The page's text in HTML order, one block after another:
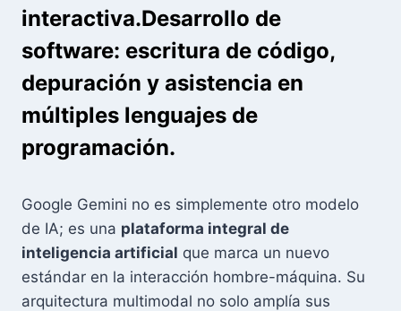
interactiva.Desarrollo de
software: escritura de código,
depuración y asistencia en
múltiples lenguajes de
programación.
Google Gemini no es simplemente otro modelo
de IA; es una plataforma integral de
inteligencia artificial que marca un nuevo
estándar en la interacción hombre-máquina. Su
arquitectura multimodal no solo amplía sus